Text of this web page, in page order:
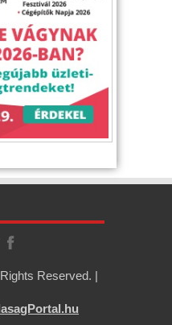
Reserved. |